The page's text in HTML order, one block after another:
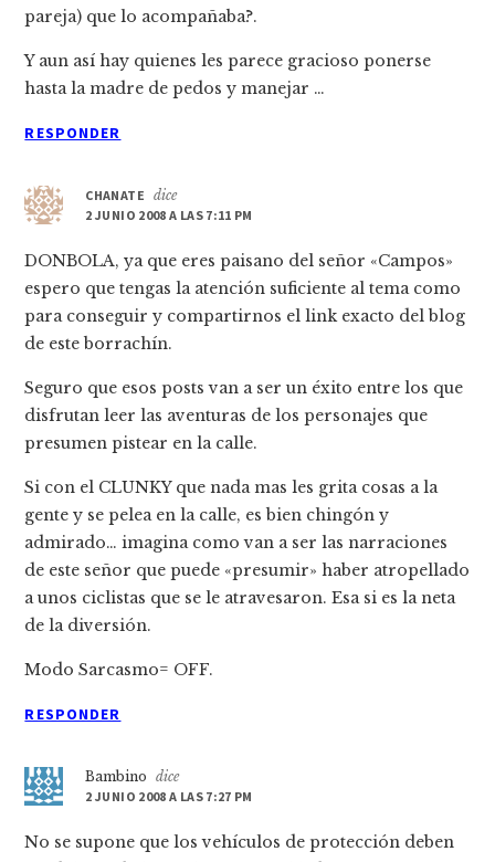
pareja) que lo acompañaba?.
Y aun así­ hay quienes les parece gracioso ponerse
hasta la madre de pedos y manejar …
RESPONDER
CHANATE dice
2 JUNIO 2008 A LAS 7:11 PM
DONBOLA, ya que eres paisano del señor «Campos»
espero que tengas la atención suficiente al tema como
para conseguir y compartirnos el link exacto del blog
de este borrachí­n.
Seguro que esos posts van a ser un éxito entre los que
disfrutan leer las aventuras de los personajes que
presumen pistear en la calle.
Si con el CLUNKY que nada mas les grita cosas a la
gente y se pelea en la calle, es bien chingón y
admirado… imagina como van a ser las narraciones
de este señor que puede «presumir» haber atropellado
a unos ciclistas que se le atravesaron. Esa si es la neta
de la diversión.
Modo Sarcasmo= OFF.
RESPONDER
Bambino
dice
2 JUNIO 2008 A LAS 7:27 PM
No se supone que los vehí­culos de protección deben